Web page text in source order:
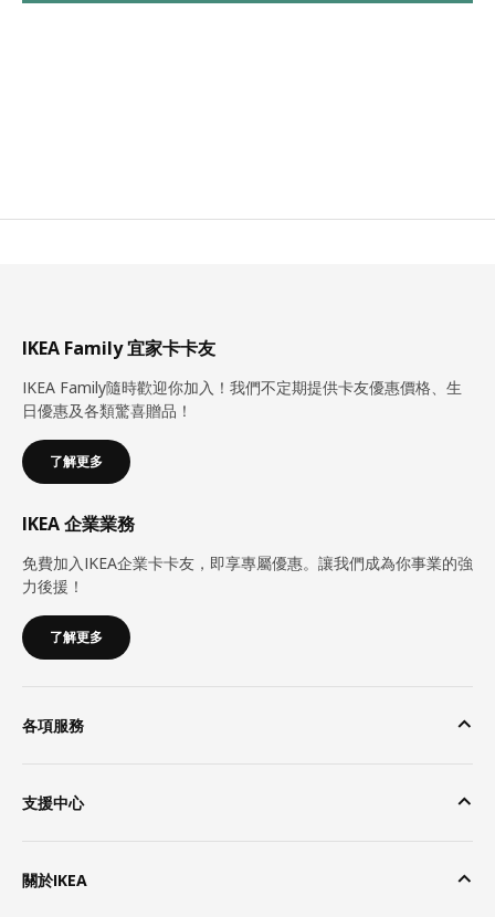
IKEA Family 宜家卡卡友
IKEA Family隨時歡迎你加入！我們不定期提供卡友優惠價格、生
日優惠及各類驚喜贈品！
了解更多
IKEA 企業業務
免費加入IKEA企業卡卡友，即享專屬優惠。讓我們成為你事業的強
力後援！
了解更多
各項服務
支援中心
關於IKEA